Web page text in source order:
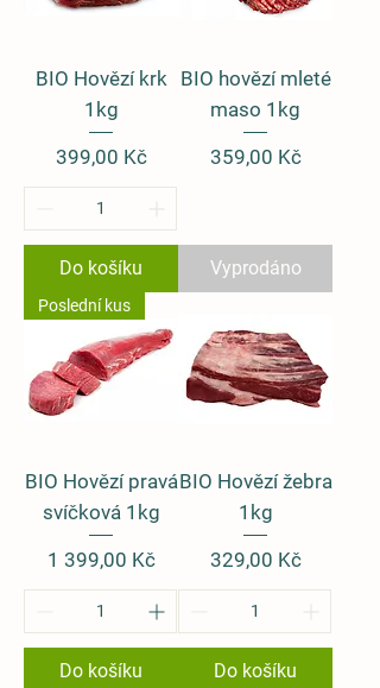
BIO Hovězí krk
1kg
Cena
399,00 Kč
Do košíku
BIO hovězí mleté
maso 1kg
Cena
359,00 Kč
Vyprodáno
Poslední kus
BIO Hovězí pravá
svíčková 1kg
Cena
1 399,00 Kč
Do košíku
BIO Hovězí žebra
1kg
Cena
329,00 Kč
Do košíku